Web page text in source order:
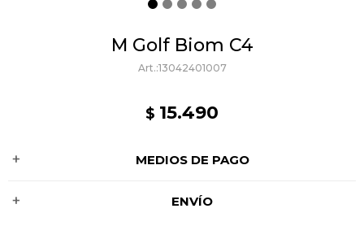
M Golf Biom C4
13042401007
$ 15.490
MEDIOS DE PAGO
ENVÍO